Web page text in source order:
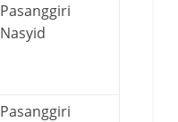
Pasanggiri
Nasyid
Pasanggiri